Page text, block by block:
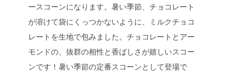
ースコーンになります。暑い季節、チョコレート
が溶けて袋にくっつかないように、ミルクチョコ
レートを生地で包みました。チョコレートとアー
モンドの、抜群の相性と香ばしさが嬉しいスコー
ンです！暑い季節の定番スコーンとして登場で